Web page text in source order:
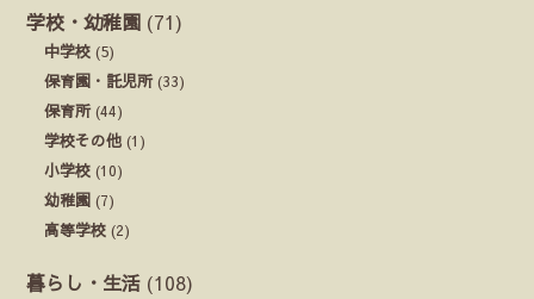
学校・幼稚園 (71)
中学校 (5)
保育園・託児所(33)
保育所(44)
学校その他 (1)
小学校 (10)
幼稚園 (7)
高等学校 (2)
暮らし・生活 (108)